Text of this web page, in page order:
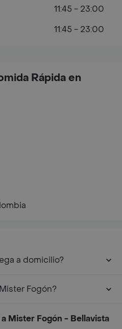
Rápida en
11:45 - 23:00
11:45 - 23:00
a domicilio?
Fogón?
Mister Fogón - Bellavista